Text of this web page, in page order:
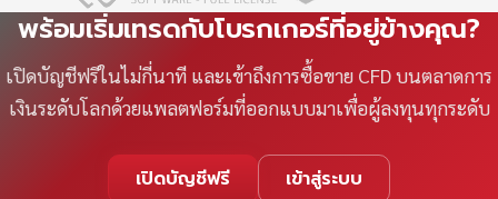
พร้อมเริ่มเทรดกับโบรกเกอร์ที่อยู่ข้างคุณ?
เปิดบัญชีฟรีในไม่กี่นาที และเข้าถึงการซื้อขาย CFD บนตลาดการ
เงินระดับโลกด้วยแพลตฟอร์มที่ออกแบบมาเพื่อผู้ลงทุนทุกระดับ
เปิดบัญชีฟรี เข้าสู่ระบบ